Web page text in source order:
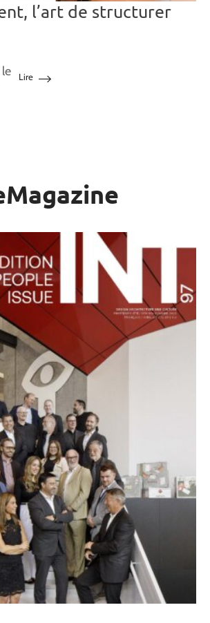
l’art de structurer
Lire